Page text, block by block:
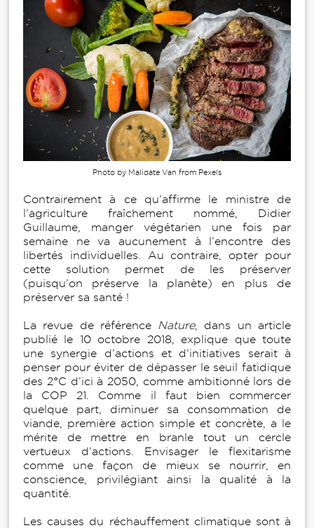
Photo by Malidate Van from Pexels
Contrairement à ce qu’affirme le ministre de
l’agriculture fraîchement nommé, Didier
Guillaume, manger végétarien une fois par
semaine ne va aucunement à l’encontre des
libertés individuelles. Au contraire, opter pour
cette solution permet de les préserver
(puisqu’on préserve la planète) en plus de
préserver sa santé !
La revue de référence Nature, dans un article
publié le 10 octobre 2018, explique que toute
une synergie d’actions et d’initiatives serait à
penser pour éviter de dépasser le seuil fatidique
des 2°C d’ici à 2050, comme ambitionné lors de
la COP 21. Comme il faut bien commercer
quelque part, diminuer sa consommation de
viande, première action simple et concrète, a le
mérite de mettre en branle tout un cercle
vertueux d’actions. Envisager le flexitarisme
comme une façon de mieux se nourrir, en
conscience, privilégiant ainsi la qualité à la
quantité.
Les causes du réchauffement climatique sont à